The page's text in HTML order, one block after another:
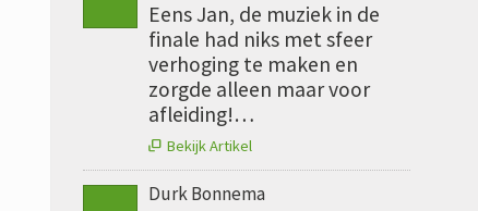
Eens Jan, de muziek in de
finale had niks met sfeer
verhoging te maken en
zorgde alleen maar voor
afleiding!…
 Bekijk Artikel
Durk Bonnema